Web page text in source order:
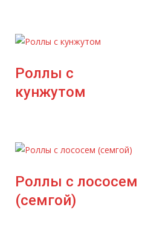
Роллы с
кунжутом
Роллы с лососем
(семгой)